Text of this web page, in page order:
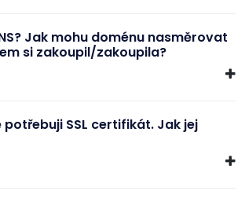
Jak mohu doménu nasměrovat
si zakoupil/zakoupila?
potřebuji SSL certifikát. Jak jej